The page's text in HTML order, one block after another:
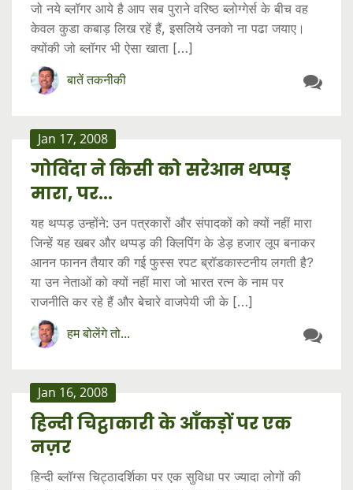
जो नये ब्लॉगर आये है आप सब पुराने वरिष्ठ ब्लोग्गेर्स के बीच वह
केवल कुडा कबाड़ लिख रहें हैं, इसलिये उनको ना पढा जयाए।
क्योंकी जो ब्लॉगर भी ऐसा खाता […]
बातें तकनीकी
Jan 17, 2008
गोविंदा ने किसी को सरेआम थप्पड़
मारा, पर…
यह थप्पड़ उन्होंने: उन पत्रकारों और संपादकों को क्यों नहीं मारा
जिन्हें यह खबर और थप्पड़ की क्लिपिंग के डेड़ हजार लूप बनाकर
आनन फानन तैयार की गई फुस्स रपट ब्रॉडकास्टनीय लगती है?
या उन नेताओं को क्यों नहीं मारा जो भारत रत्न के नाम पर
राजनीति कर रहे हैं और बेचारे वाजपेयी जी के […]
हम बोलेंगे तो...
Jan 16, 2008
हिन्दी चिट्ठाकारी के आँकड़ों पर एक
नज़र
हिन्दी ब्लॉग्स चिट्ठादर्शिका पर एक सुविधा पर ज्यादा लोगों की